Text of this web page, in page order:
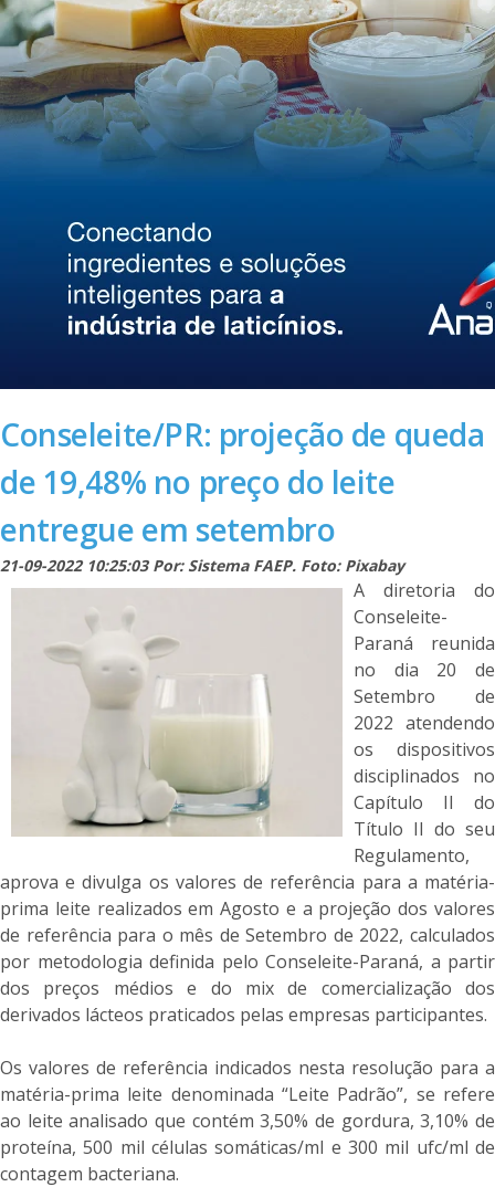
Conseleite/PR: projeção de queda
de 19,48% no preço do leite
entregue em setembro
21-09-2022 10:25:03 Por: Sistema FAEP. Foto: Pixabay
A diretoria do
Conseleite-
Paraná reunida
no dia 20 de
Setembro de
2022 atendendo
os dispositivos
disciplinados no
Capítulo II do
Título II do seu
Regulamento,
aprova e divulga os valores de referência para a matéria-
prima leite realizados em Agosto e a projeção dos valores
de referência para o mês de Setembro de 2022, calculados
por metodologia definida pelo Conseleite-Paraná, a partir
dos preços médios e do mix de comercialização dos
derivados lácteos praticados pelas empresas participantes.
Os valores de referência indicados nesta resolução para a
matéria-prima leite denominada “Leite Padrão”, se refere
ao leite analisado que contém 3,50% de gordura, 3,10% de
proteína, 500 mil células somáticas/ml e 300 mil ufc/ml de
contagem bacteriana.